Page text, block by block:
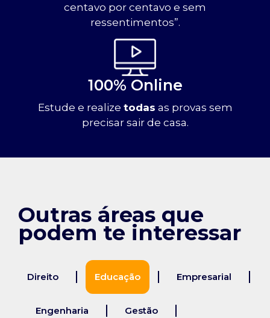
centavo por centavo e sem
ressentimentos”.
100% Online
Estude e realize todas as provas sem
precisar sair de casa.
Outras áreas que
podem te interessar
Direito Educação Empresarial
Engenharia Gestão